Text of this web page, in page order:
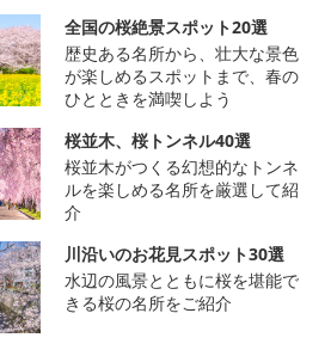
全国の桜絶景スポット20選
歴史ある名所から、壮大な景色
が楽しめるスポットまで、春の
ひとときを満喫しよう
桜並木、桜トンネル40選
桜並木がつくる幻想的なトンネ
ルを楽しめる名所を厳選して紹
介
川沿いのお花見スポット30選
水辺の風景とともに桜を堪能で
きる桜の名所をご紹介